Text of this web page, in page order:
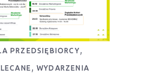
PRZEDSIĘBIORCY,
, WYDARZENIA